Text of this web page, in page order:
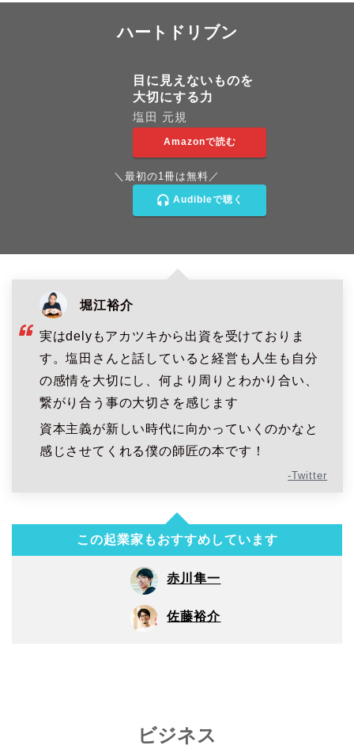
ハートドリブン
目に見えないものを
大切にする力
塩田 元規
Amazonで読む
＼最初の1冊は無料／
Audibleで聴く
堀江裕介
実はdelyもアカツキから出資を受けておりま
す。塩田さんと話していると経営も人生も自分
の感情を大切にし、何より周りとわかり合い、
繋がり合う事の大切さを感じます
資本主義が新しい時代に向かっていくのかなと
感じさせてくれる僕の師匠の本です！
-Twitter
この起業家もおすすめしています
赤川隼一
佐藤裕介
ビジネス